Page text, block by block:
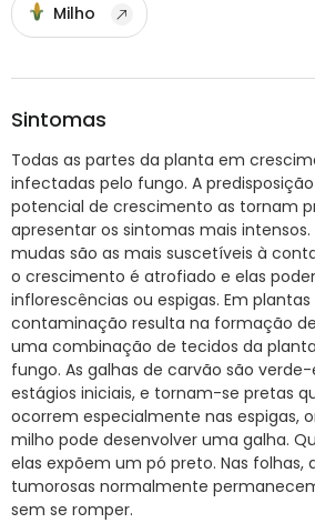
Milho
Sintomas
Todas as partes da planta em
infectadas pelo fungo. A
potencial de crescimento as tornam
apresentar os sintomas mais
mudas são as mais suscetíveis à
o crescimento é atrofiado e elas
inflorescências ou espigas. Em
contaminação resulta na formação
uma combinação de tecidos da
fungo. As galhas de carvão são
estágios iniciais, e tornam-se pretas
ocorrem especialmente nas espigas,
milho pode desenvolver uma galha.
elas expõem um pó preto. Nas folhas,
tumorosas normalmente
sem se romper.